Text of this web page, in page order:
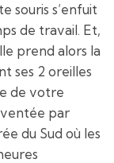
souris s’enfuit
de travail. Et,
prend alors la
ses 2 oreilles
de votre
par
du Sud où les